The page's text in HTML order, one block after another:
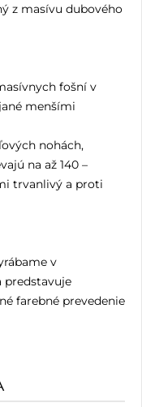
z masívu dubového
fošní v
menšími
nohách,
na až 140 –
trvanlivý a proti
v
predstavuje
farebné prevedenie